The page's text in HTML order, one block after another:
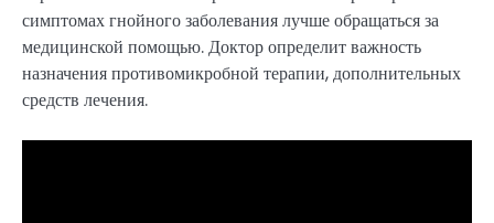
симптомах гнойного заболевания лучше обращаться за
медицинской помощью. Доктор определит важность
назначения противомикробной терапии, дополнительных
средств лечения.